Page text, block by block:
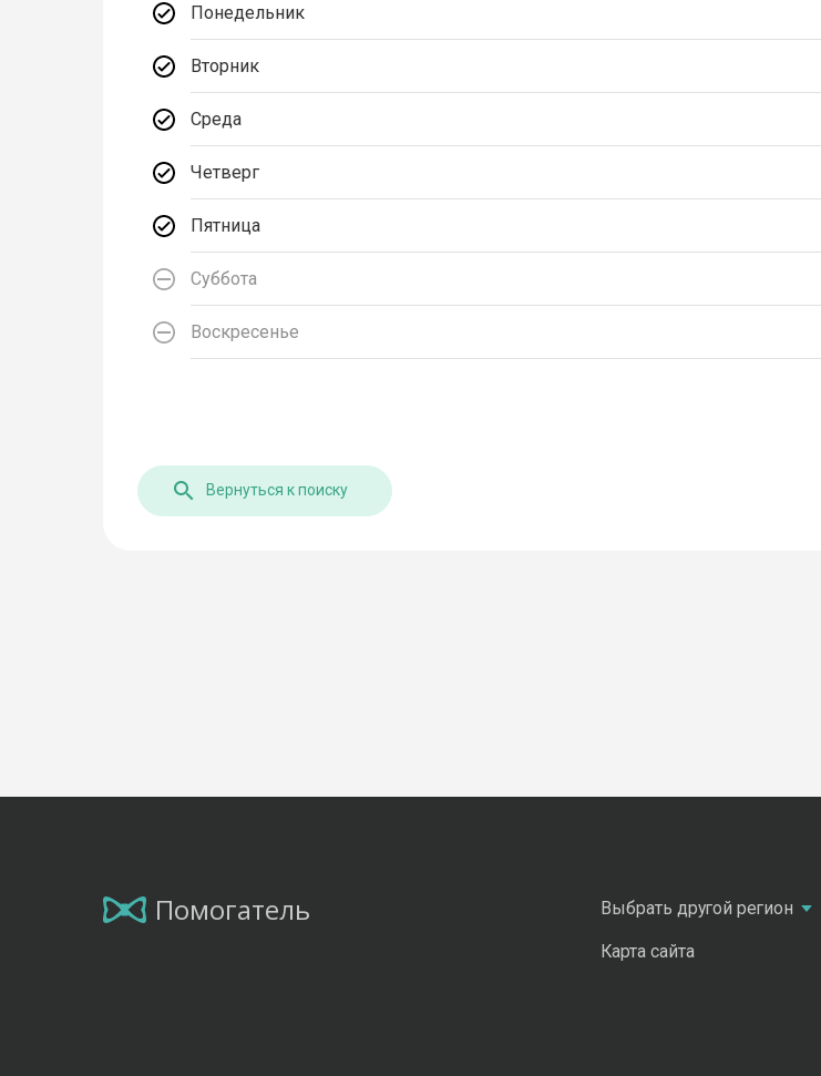
Понедельник
Вторник
Среда
Четверг
Пятница
Суббота
Воскресенье
Вернуться к поиску
Помогатель Выбрать другой регион
Карта сайта